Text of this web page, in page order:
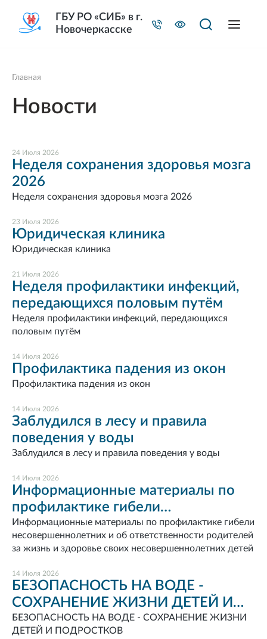
Главная
Новости
24 Июля 2026
Неделя сохранения здоровья мозга
2026
Неделя сохранения здоровья мозга 2026
23 Июля 2026
Юридическая клиника
Юридическая клиника
21 Июля 2026
Неделя профилактики инфекций,
передающихся половым путём
Неделя профилактики инфекций, передающихся
половым путём
14 Июля 2026
Профилактика падения из окон
Профилактика падения из окон
14 Июля 2026
Заблудился в лесу и правила
поведения у воды
Заблудился в лесу и правила поведения у воды
14 Июля 2026
Информационные материалы по
профилактике гибели
несовершеннолетних и об
ответственности родителей за
жизнь и здоровье своих
несовершеннолетних детей
Информационные материалы по профилактике гибели
несовершеннолетних и об ответственности родителей
за жизнь и здоровье своих несовершеннолетних детей
14 Июля 2026
БЕЗОПАСНОСТЬ НА ВОДЕ -
СОХРАНЕНИЕ ЖИЗНИ ДЕТЕЙ И
ПОДРОСТКОВ
БЕЗОПАСНОСТЬ НА ВОДЕ - СОХРАНЕНИЕ ЖИЗНИ
ДЕТЕЙ И ПОДРОСТКОВ
ГБУ РО «СИБ» в г.
Новочеркасске